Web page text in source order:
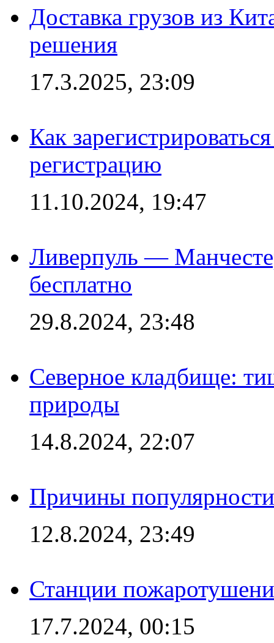
Доставка грузов из
решения
17.3.2025, 23:09
Как
регистрацию
11.10.2024, 19:47
Ливерпуль —
бесплатно
29.8.2024, 23:48
Северное кладбище:
природы
14.8.2024, 22:07
Причины
12.8.2024, 23:49
Станции
17.7.2024, 00:15